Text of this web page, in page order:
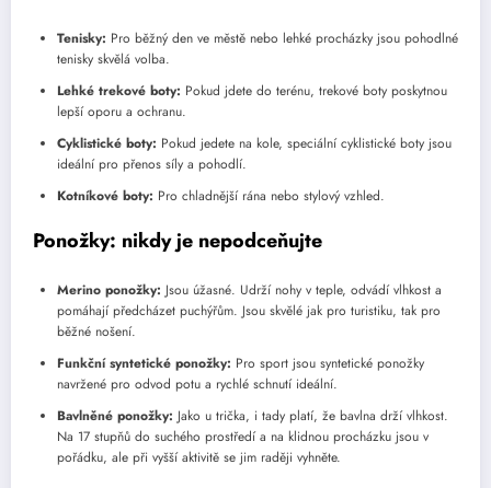
Tenisky: Pro běžný den ve městě nebo lehké procházky jsou pohodlné
tenisky skvělá volba.
Lehké trekové boty: Pokud jdete do terénu, trekové boty poskytnou
lepší oporu a ochranu.
Cyklistické boty: Pokud jedete na kole, speciální cyklistické boty jsou
ideální pro přenos síly a pohodlí.
Kotníkové boty: Pro chladnější rána nebo stylový vzhled.
Ponožky: nikdy je nepodceňujte
Merino ponožky: Jsou úžasné. Udrží nohy v teple, odvádí vlhkost a
pomáhají předcházet puchýřům. Jsou skvělé jak pro turistiku, tak pro
běžné nošení.
Funkční syntetické ponožky: Pro sport jsou syntetické ponožky
navržené pro odvod potu a rychlé schnutí ideální.
Bavlněné ponožky: Jako u trička, i tady platí, že bavlna drží vlhkost.
Na 17 stupňů do suchého prostředí a na klidnou procházku jsou v
pořádku, ale při vyšší aktivitě se jim raději vyhněte.